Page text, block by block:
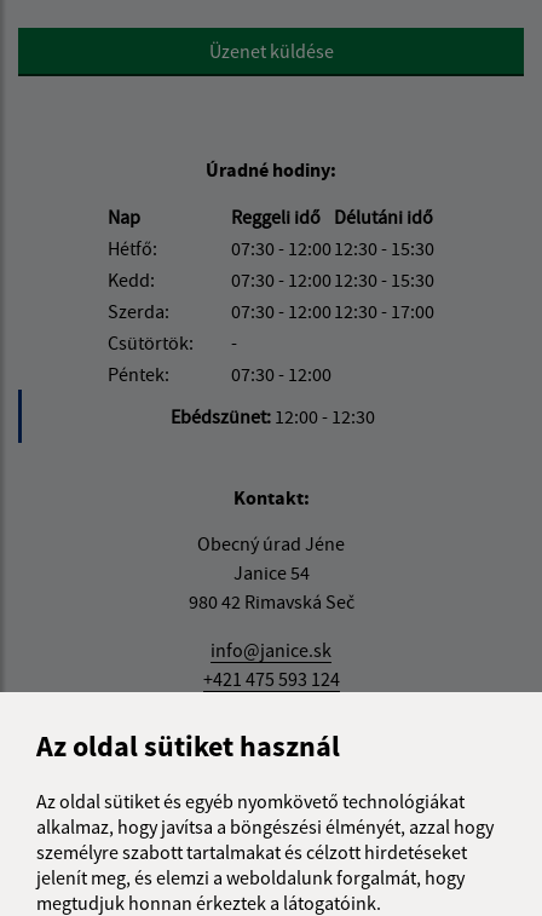
Az oldal sütiket használ
Az oldal sütiket és egyéb nyomkövető technológiákat
alkalmaz, hogy javítsa a böngészési élményét, azzal hogy
személyre szabott tartalmakat és célzott hirdetéseket
jelenít meg, és elemzi a weboldalunk forgalmát, hogy
megtudjuk honnan érkeztek a látogatóink.
Google reCaptcha ResponseÜzenet küldése
Úradné hodiny:
Nap
Reggeli idő Délutáni idő
Hétfő:
07:30 - 12:0012:30 - 15:30
Kedd:
07:30 - 12:0012:30 - 15:30
Szerda:
07:30 - 12:0012:30 - 17:00
Csütörtök:
-
Péntek:
07:30 - 12:00
Ebédszünet: 12:00 - 12:30
Kontakt:
Obecný úrad Jéne
Janice 54
980 42 Rimavská Seč
info@janice.sk
+421 475 593 124